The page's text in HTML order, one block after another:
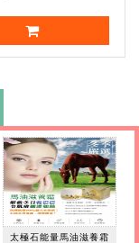
太極石能量馬油滋養霜